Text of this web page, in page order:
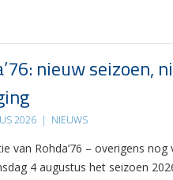
nieuw seizoen,
2026 | NIEUWS
van Rohda’76 – overigens
4 augustus het seizoen